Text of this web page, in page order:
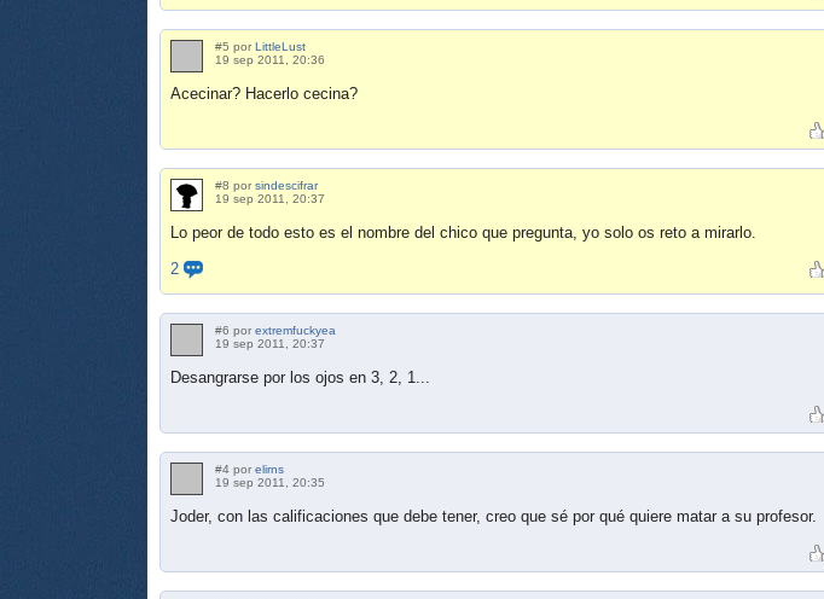
#5 por LittleLust
19 sep 2011, 20:36
Acecinar? Hacerlo cecina?
#8 por sindescifrar
19 sep 2011, 20:37
Lo peor de todo esto es el nombre del chico que pregunta, yo solo os reto a mirarlo.
2
#6 por extremfuckyea
19 sep 2011, 20:37
Desangrarse por los ojos en 3, 2, 1...
#4 por elirns
19 sep 2011, 20:35
Joder, con las calificaciones que debe tener, creo que sé por qué quiere matar a su profesor.